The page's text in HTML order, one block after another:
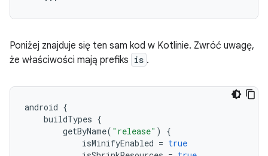
Poniżej znajduje się ten sam kod w Kotlinie. Zwróć uwagę,
że właściwości mają prefiks is .
android {
buildTypes {
getByName( "release" )
{
isMinifyEnabled = true